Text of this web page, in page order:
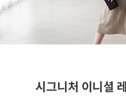
시그니처 이니셜